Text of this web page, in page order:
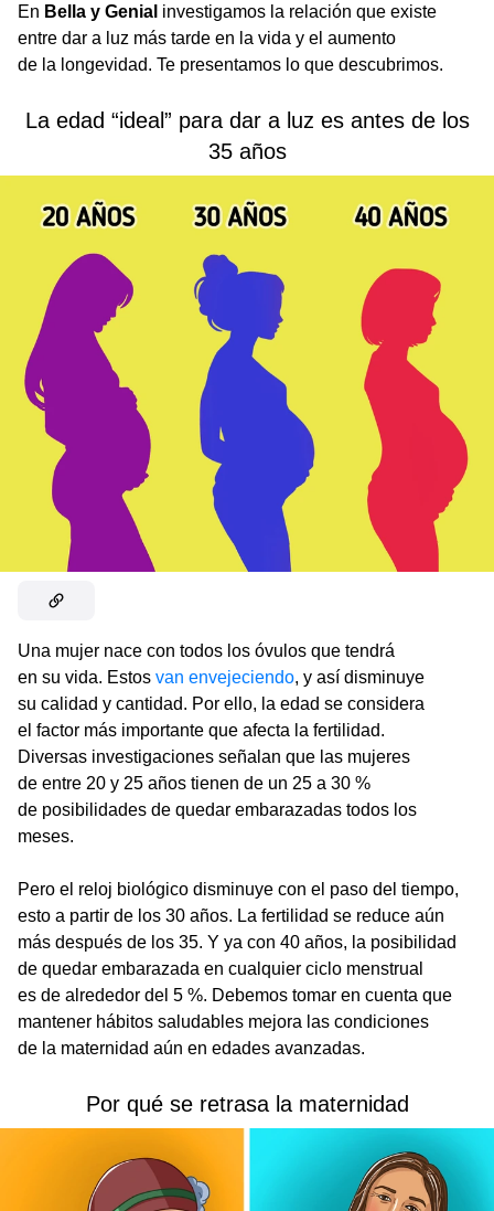
En Bella y Genial investigamos la relación que existe
entre dar a luz más tarde en la vida y el aumento
de la longevidad. Te presentamos lo que descubrimos.
La edad “ideal” para dar a luz es antes de los
35 años
Una mujer nace con todos los óvulos que tendrá
en su vida. Estos van envejeciendo, y así disminuye
su calidad y cantidad. Por ello, la edad se considera
el factor más importante que afecta la fertilidad.
Diversas investigaciones señalan que las mujeres
de entre 20 y 25 años tienen de un 25 a 30 %
de posibilidades de quedar embarazadas todos los
meses.
Pero el reloj biológico disminuye con el paso del tiempo,
esto a partir de los 30 años. La fertilidad se reduce aún
más después de los 35. Y ya con 40 años, la posibilidad
de quedar embarazada en cualquier ciclo menstrual
es de alrededor del 5 %. Debemos tomar en cuenta que
mantener hábitos saludables mejora las condiciones
de la maternidad aún en edades avanzadas.
Por qué se retrasa la maternidad